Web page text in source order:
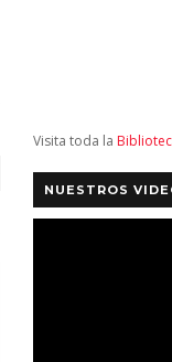
Visita toda la
NUESTROS